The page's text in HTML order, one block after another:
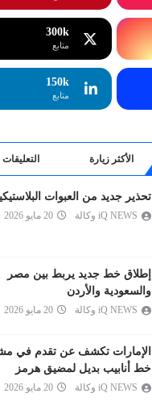
300k
متابع
150k
متابع
الأكثر زيارة التعليقات
تحذير جديد من العبوات
iQ NEWS وكالة 20 مايو 2026
إطلاق خط جديد يربط بين مصر
والسعودية والأردن
iQ NEWS وكالة 20 مايو 2026
الإمارات تكشف عن تقدم في
خط أنابيب بديل لمضيق هرمز
iQ NEWS وكالة 20 مايو 2026